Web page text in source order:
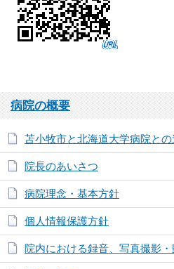
病院の概要
苫小牧市と北海道大学病院と
院長のあいさつ
病院理念・基本方針
個人情報保護方針
院内における録音、写真撮影